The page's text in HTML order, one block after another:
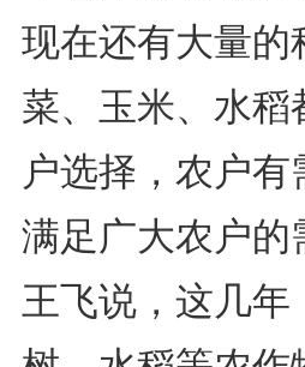
现在还有大量的
菜、玉米、水
户选择，农户
满足广大农户的
王飞说，这几